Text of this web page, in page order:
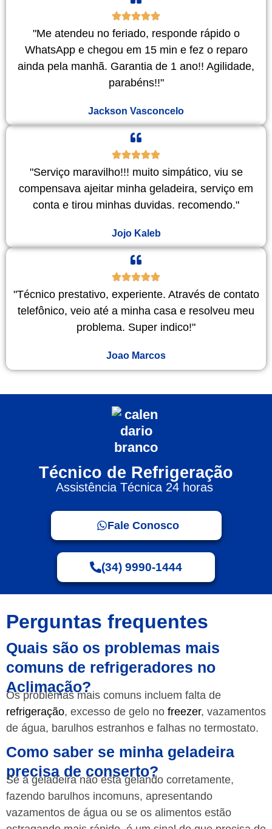
"Me atendeu no feriado, responde rápido o
WhatsApp e chegou em 15 min e fez o reparo
ainda pela manhã. Garantia de 1 ano!! Agilidade,
parabéns!!"
Jackson Vasconcelo
"Serviço maravilho!!! muito simpático, viu se
compensava ajeitar minha geladeira, serviço em
conta e tirou minhas duvidas. recomendo."
Jojo Kaleb
"Técnico prestativo, experiente. Através de contato
telefônico, veio até a minha casa e resolveu meu
problema. Super indico!"
Joao Marcos
Técnico de Refrigeração
Assistência Técnica 24 horas
Fale Conosco
(34) 9990-1444
Perguntas frequentes
Quais são os problemas mais
comuns de refrigeradores no
Aclimação?
Os problemas mais comuns incluem falta de
refrigeração, excesso de gelo no freezer, vazamentos
de água, barulhos estranhos e falhas no termostato.
Como saber se minha geladeira
precisa de conserto?
Se a geladeira não está gelando corretamente,
fazendo barulhos incomuns, apresentando
vazamentos de água ou se os alimentos estão